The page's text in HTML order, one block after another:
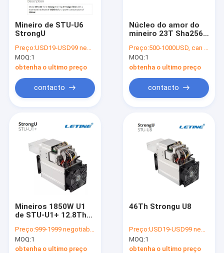
Mineiro de STU-U6
StrongU
Preço:USD19-USD99 negotiable
MOQ:1
obtenha o ultimo preço
contacto
Núcleo do amor do
mineiro 23T Sha256
StrongU
Preço:500-1000USD, can be negotiate
MOQ:1
obtenha o ultimo preço
contacto
Mineiros 1850W U1
de STU-U1+ 12.8Th
76db
Preço:999-1999 negotiable
MOQ:1
obtenha o ultimo preço
46Th Strongu U8
Preço:USD19-USD99 negotiable
MOQ:1
obtenha o ultimo preço